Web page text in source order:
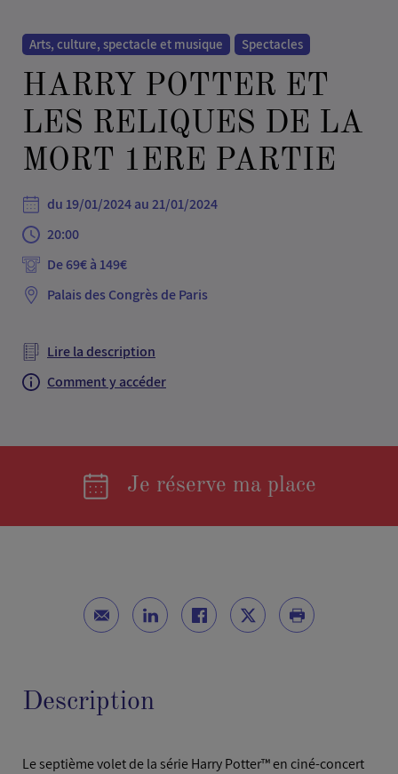
Arts, culture, spectacle et musique Spectacles
HARRY POTTER ET
LES RELIQUES DE LA
MORT 1ERE PARTIE
du 19/01/2024 au 21/01/2024
20:00
Palais des Congrès de Paris
Lire la description
Comment y accéder
Je réserve ma place
Description
Le septième volet de la série Harry Potter™ en ciné-concert